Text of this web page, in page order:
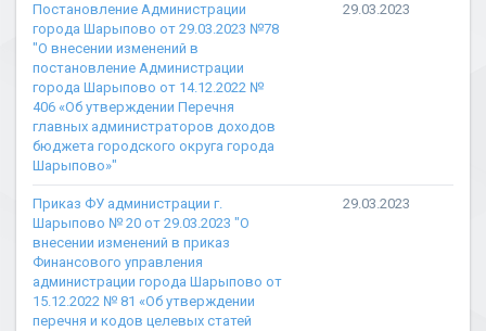
Постановление Администрации
города Шарыпово от 29.03.2023 №78
"О внесении изменений в
постановление Администрации
города Шарыпово от 14.12.2022 №
406 «Об утверждении Перечня
главных администраторов доходов
бюджета городского округа города
Шарыпово»"
29.03.2023
Приказ ФУ администрации г.
Шарыпово № 20 от 29.03.2023 "О
внесении изменений в приказ
Финансового управления
администрации города Шарыпово от
15.12.2022 № 81 «Об утверждении
перечня и кодов целевых статей
29.03.2023